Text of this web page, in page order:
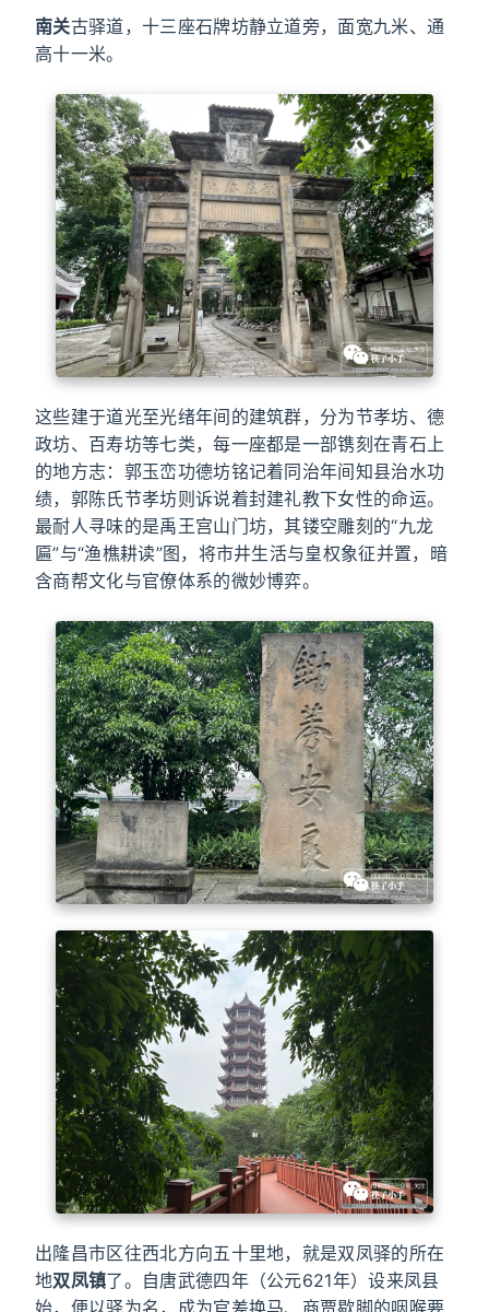
南关古驿道，十三座石牌坊静立道旁，面宽九米、通
高十一米。
这些建于道光至光绪年间的建筑群，分为节孝坊、德
政坊、百寿坊等七类，每一座都是一部镌刻在青石上
的地方志：郭玉峦功德坊铭记着同治年间知县治水功
绩，郭陈氏节孝坊则诉说着封建礼教下女性的命运。
最耐人寻味的是禹王宫山门坊，其镂空雕刻的“九龙
匾”与“渔樵耕读”图，将市井生活与皇权象征并置，暗
含商帮文化与官僚体系的微妙博弈。
出隆昌市区往西北方向五十里地，就是双凤驿的所在
地双凤镇了。自唐武德四年（公元621年）设来凤县